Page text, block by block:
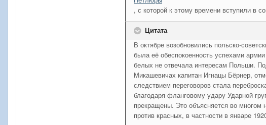
, с которой к этому времени вступили в
Цитата
В октябре возобновились польско-
была её обеспокоенность успехами армии
белых не отвечала интересам Польши.
Микашевичах капитан Игнацы Бёрнер,
следствием переговоров стала
благодаря фланговому удару Ударной
прекращены. Это объясняется во
против красных, в частности в январе